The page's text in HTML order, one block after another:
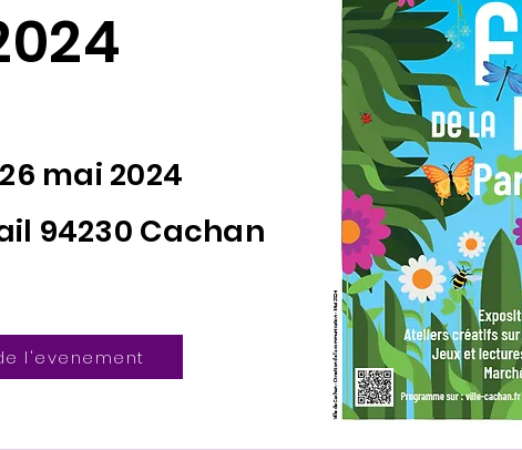
mai 2024
94230 Cachan
l'evenement